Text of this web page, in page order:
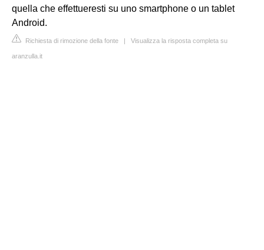
quella che effettueresti su uno smartphone o un tablet
Android.
Richiesta di rimozione della fonte | Visualizza la risposta completa su
aranzulla.it